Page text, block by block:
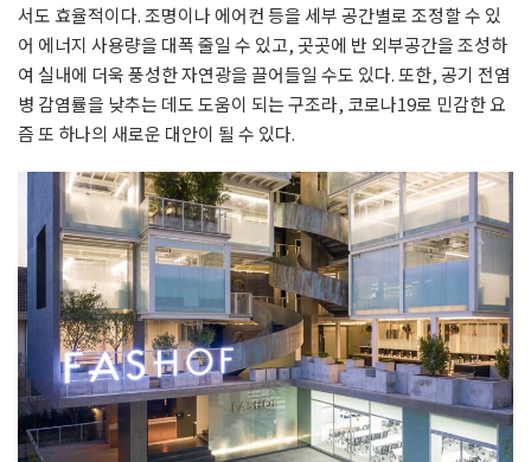
서도 효율적이다. 조명이나 에어컨 등을 세부 공간별로 조정할 수 있
어 에너지 사용량을 대폭 줄일 수 있고, 곳곳에 반 외부공간을 조성하
여 실내에 더욱 풍성한 자연광을 끌어들일 수도 있다. 또한, 공기 전염
병 감염률을 낮추는 데도 도움이 되는 구조라, 코로나19로 민감한 요
즘 또 하나의 새로운 대안이 될 수 있다.